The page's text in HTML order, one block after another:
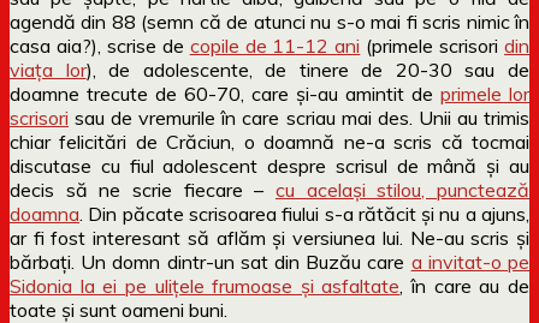
agendă din 88 (semn că de atunci nu s-o mai fi scris nimic în
casa aia?), scrise de copile de 11-12 ani (primele scrisoridin
viața lor), de adolescente, de tinere de 20-30 sau de
doamne trecute de 60-70, care și-au amintit de primele lor
scrisori sau de vremurile în care scriau mai des. Unii au trimis
chiar felicitări de Crăciun, o doamnă ne-a scris că tocmai
discutase cu fiul adolescent despre scrisul de mână și au
decis să ne scrie fiecare – cu același stilou, punctează
doamna . Din păcate scrisoarea fiului s-a rătăcit și nu a ajuns,
ar fi fost interesant să aflăm și versiunea lui. Ne-au scris și
bărbați. Un domn dintr-un sat din Buzău care a invitat-o pe
Sidonia la ei pe ulițele frumoase și asfaltate , în care au de
toate și sunt oameni buni.